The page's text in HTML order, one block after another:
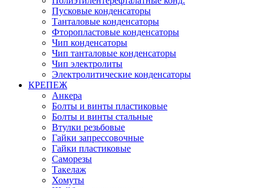
Пусковые конденсаторы
Танталовые конденсаторы
Фторопластовые конденсаторы
Чип конденсаторы
Чип танталовые конденсаторы
Чип электролиты
Электролитические конденсаторы
КРЕПЕЖ
Анкера
Болты и винты пластиковые
Болты и винты стальные
Втулки резьбовые
Гайки запрессовочные
Гайки пластиковые
Саморезы
Такелаж
Хомуты